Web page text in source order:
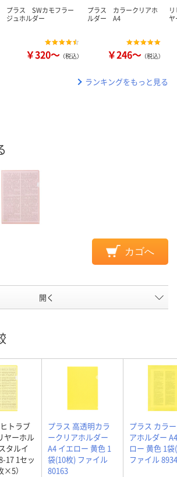
プラス SWカモフラー
ジュホルダー
￥320～ （税込）
プラス カラークリアホ
ルダー A4
￥246～ （税込）
ヤ
ランキングをもっと見る
カゴへ
開く
トラブ
ヤーホル
タルイ
17 1セッ
×5）
プラス 高透明カラ
ークリアホルダー
A4 イエロー 黄色 1
袋(10枚) ファイル
80163
プラス カラ
アホルダー
ロー 黄色 1袋
ファイル